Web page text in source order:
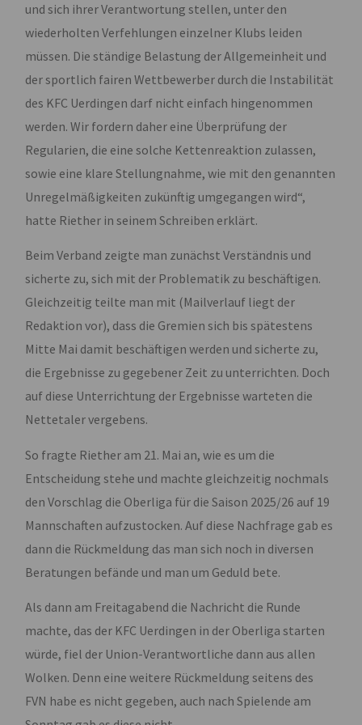
und sich ihrer Verantwortung stellen, unter den
wiederholten Verfehlungen einzelner Klubs leiden
müssen. Die ständige Belastung der Allgemeinheit und
der sportlich fairen Wettbewerber durch die Instabilität
des KFC Uerdingen darf nicht einfach hingenommen
werden. Wir fordern daher eine Überprüfung der
Regularien, die eine solche Kettenreaktion zulassen,
sowie eine klare Stellungnahme, wie mit den genannten
Unregelmäßigkeiten zukünftig umgegangen wird“,
hatte Riether in seinem Schreiben erklärt.
Beim Verband zeigte man zunächst Verständnis und
sicherte zu, sich mit der Problematik zu beschäftigen.
Gleichzeitig teilte man mit (Mailverlauf liegt der
Redaktion vor), dass die Gremien sich bis spätestens
Mitte Mai damit beschäftigen werden und sicherte zu,
die Ergebnisse zu gegebener Zeit zu unterrichten. Doch
auf diese Unterrichtung der Ergebnisse warteten die
Nettetaler vergebens.
So fragte Riether am 21. Mai an, wie es um die
Entscheidung stehe und machte gleichzeitig nochmals
den Vorschlag die Oberliga für die Saison 2025/26 auf 19
Mannschaften aufzustocken. Auf diese Nachfrage gab es
dann die Rückmeldung das man sich noch in diversen
Beratungen befände und man um Geduld bete.
Als dann am Freitagabend die Nachricht die Runde
machte, das der KFC Uerdingen in der Oberliga starten
würde, fiel der Union-Verantwortliche dann aus allen
Wolken. Denn eine weitere Rückmeldung seitens des
FVN habe es nicht gegeben, auch nach Spielende am